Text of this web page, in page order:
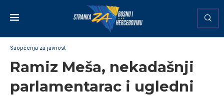
Saopćenja za javnost
Ramiz Meša, nekadašnji
parlamentarac i ugledni